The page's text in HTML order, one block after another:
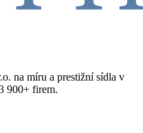
na míru a prestižní sídla v
900+ firem.